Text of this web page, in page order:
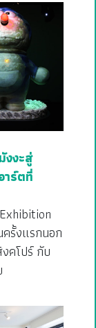
งงะสู่
าร์ตที่
ครั้งแรกนอก
คโปร์ กับ